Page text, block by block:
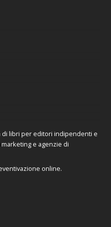
di libri per editori indipendenti e
e agenzie di
online.